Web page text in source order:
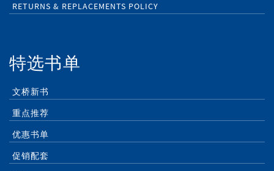
RETURNS & REPLACEMENTS POLICY
特选书单
文桥新书
重点推荐
优惠书单
促销配套